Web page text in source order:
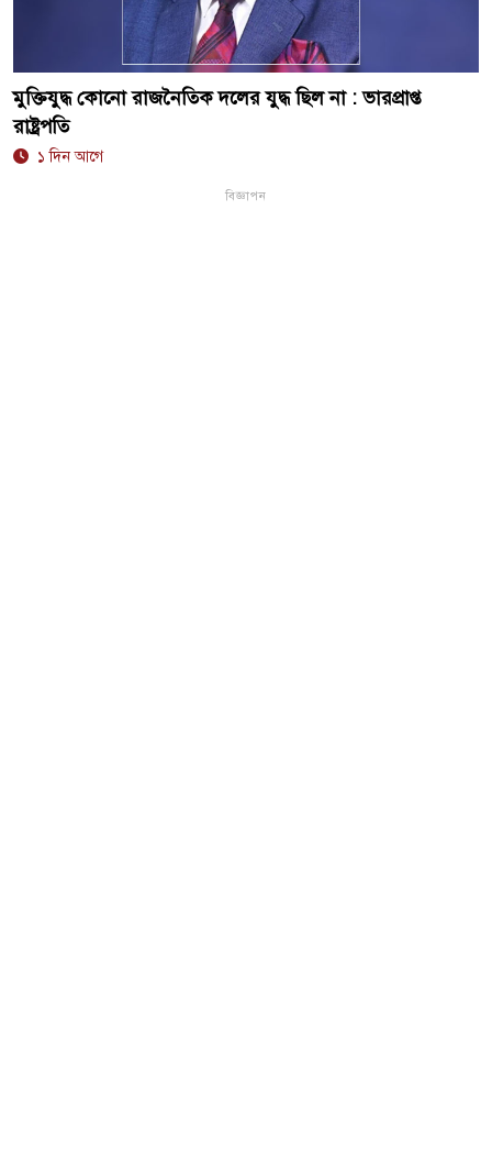
মুক্তিযুদ্ধ কোনো রাজনৈতিক দলের যুদ্ধ ছিল না : ভারপ্রাপ্ত
রাষ্ট্রপতি
১ দিন আগে
বিজ্ঞাপন